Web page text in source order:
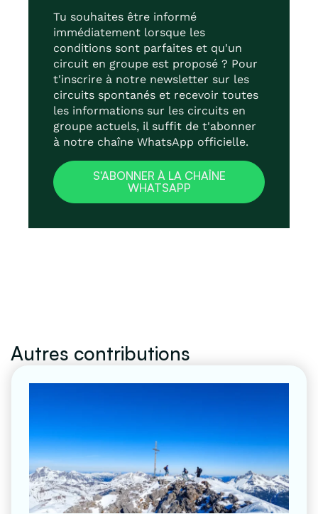
Tu souhaites être informé
immédiatement lorsque les
conditions sont parfaites et qu'un
circuit en groupe est proposé ? Pour
t'inscrire à notre newsletter sur les
circuits spontanés et recevoir toutes
les informations sur les circuits en
groupe actuels, il suffit de t'abonner
à notre chaîne WhatsApp officielle.
S'ABONNER À LA CHAÎNE
WHATSAPP
Autres contributions